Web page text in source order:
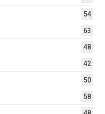
54
63
48
42
50
58